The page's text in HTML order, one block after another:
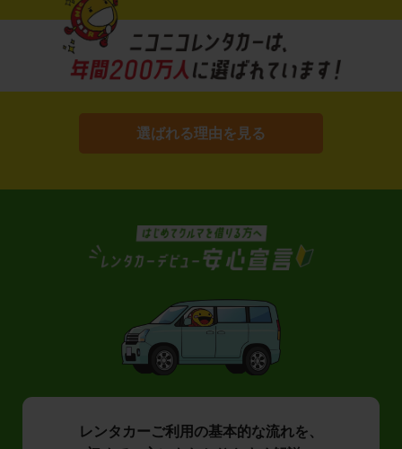
選ばれる理由を見る
レンタカーご利用の基本的な流れを、